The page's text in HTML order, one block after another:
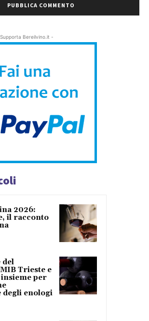
Bereilvino.it -
2026:
il racconto
del
Trieste e
per
degli enologi